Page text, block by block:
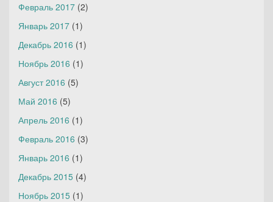
Февраль 2017 (2)
Январь 2017 (1)
Декабрь 2016 (1)
Ноябрь 2016 (1)
Август 2016 (5)
Май 2016 (5)
Апрель 2016 (1)
Февраль 2016 (3)
Январь 2016 (1)
Декабрь 2015 (4)
Ноябрь 2015 (1)